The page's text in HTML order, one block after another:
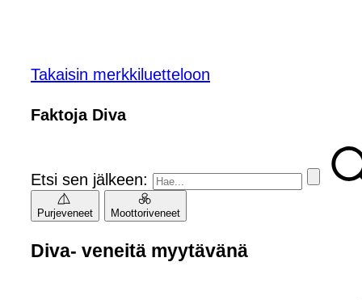
Takaisin merkkiluetteloon
Faktoja Diva
Etsi sen jälkeen:
Purjeveneet Moottoriveneet
Diva- veneitä myytävänä